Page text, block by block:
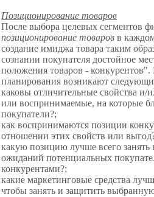
Позиционирование товаров
После выбора целевых сегментов
позиционирование товаров в
создание имиджа товара таким
сознании покупателя достойное
положения товаров -
планирования возникают
каковы отличительные свойства и/
или воспринимаемые, на которые
покупатели?;
как воспринимаются позиции
отношении этих свойств или
какую позицию лучше всего занять
ожиданий потенциальных
конкурентами?;
какие маркетинговые средства
чтобы занять и защитить